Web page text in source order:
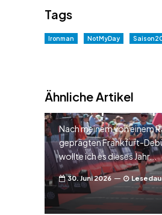
Tags
Ironman NotMyDay
Ähnliche Artikel
Ironman
Championship
Nach meinem von einem
geprägten Frankfurt-
wollte ich es dieses Jahr...
30. Juni 2026
Rennbericht –
Ironman